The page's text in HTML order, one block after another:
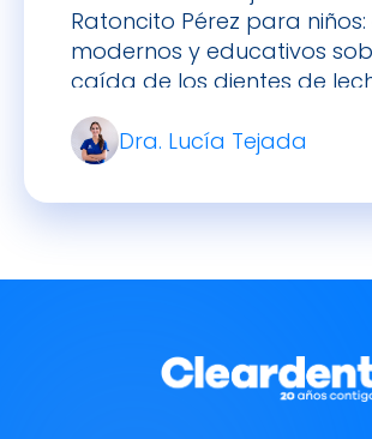
Ratoncito Pérez para niños:
modernos y educativos
caída de los dientes de
Dra. Lucía Tejada